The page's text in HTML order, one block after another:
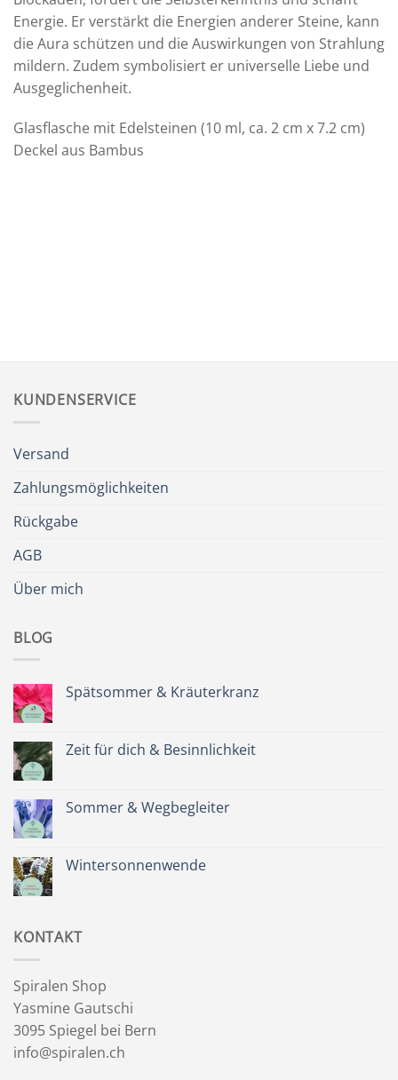
Energie. Erverstärkt die Energien anderer Steine, kann
die Aura schützen und die Auswirkungen von Strahlung
mildern. Zudem symbolisiert er universelle Liebe und
Ausgeglichenheit.
Glasflasche mit Edelsteinen (10 ml, ca. 2 cm x 7.2 cm)
Deckel aus Bambus
KUNDENSERVICE
Versand
Zahlungsmöglichkeiten
Rückgabe
AGB
Über mich
BLOG
Spätsommer & Kräuterkranz
Spätsommer
&
Zeit für dich & Besinnlichkeit
Zeit
für
Sommer & Wegbegleiter
Sommer
&
Wintersonnenwende
KONTAKT
Spiralen Shop
Yasmine Gautschi
3095 Spiegel bei Bern
info@spiralen.ch